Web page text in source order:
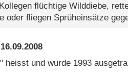
flüchtige Wilddiebe,
oder fliegen Sprüheinsätze
16.09.2008
heisst und wurde 1993